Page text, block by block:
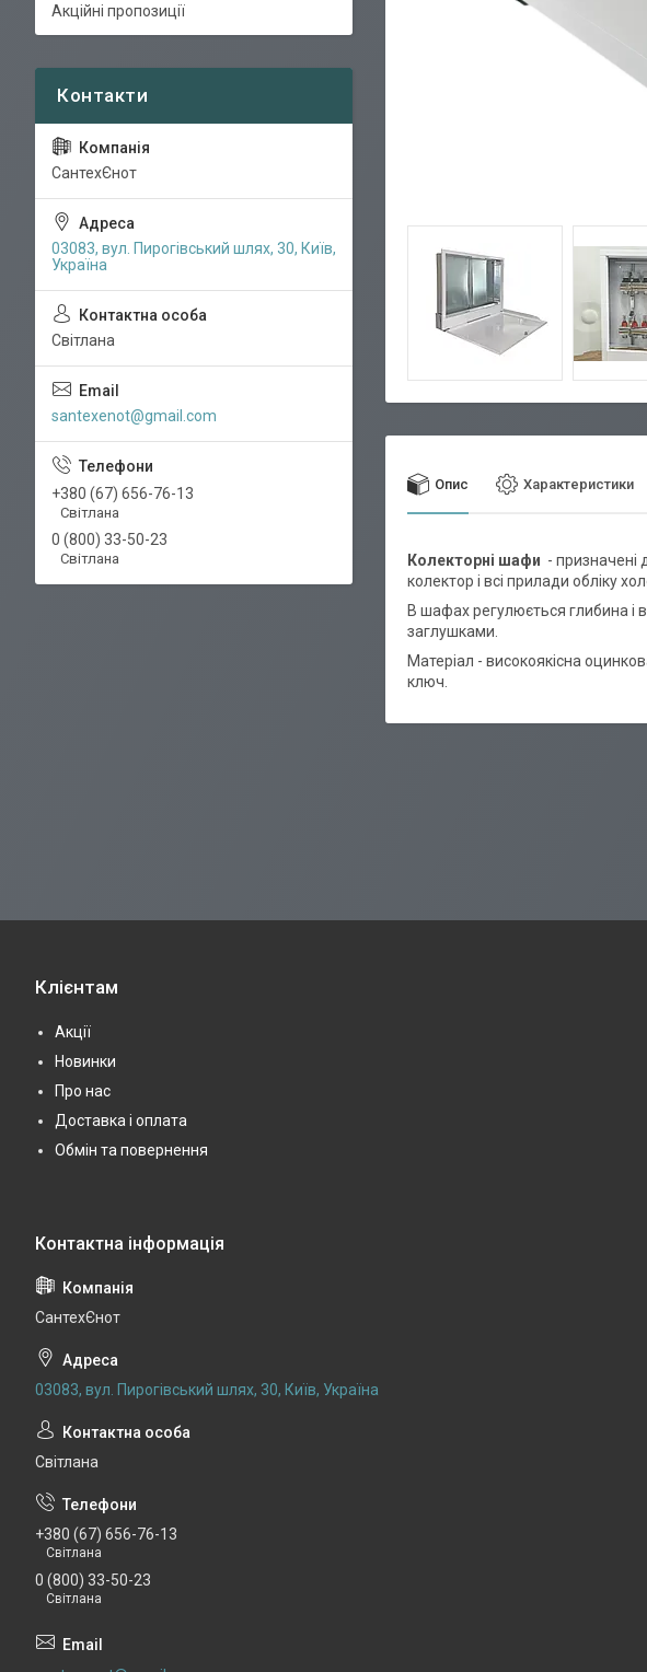
Опис Характеристики
Колекторні шафи -
колектор і всі прилади обліку
В шафах регулюється глибина і
заглушками.
Матеріал - високоякісна
ключ.
Акційні пропозиції
СантехЄнот
03083, вул. Пирогівський шлях, 30, Київ,
Україна
Світлана
santexenot@gmail.com
+380 (67) 656-76-13
Світлана
0 (800) 33-50-23
Світлана
Клієнтам
Акції
Новинки
Про нас
Доставка і оплата
Обмін та повернення
СантехЄнот
03083, вул. Пирогівський шлях, 30, Київ, Україна
Світлана
+380 (67) 656-76-13
Світлана
0 (800) 33-50-23
Світлана